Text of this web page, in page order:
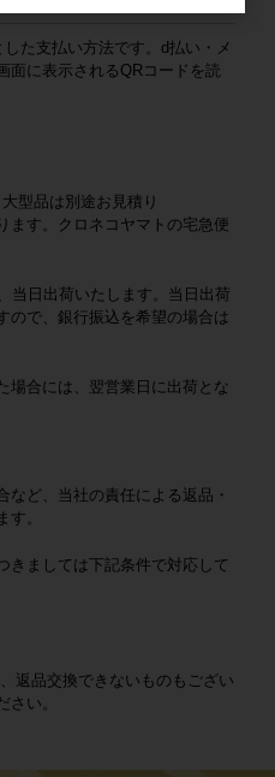
た支払い方法です。d払い・メ
面に表示されるQRコードを読
型品は別途お見積り
ます。クロネコヤマトの宅急便
当日出荷いたします。当日出荷
ので、銀行振込を希望の場合は
場合には、翌営業日に出荷とな
など、当社の責任による返品・
。
きましては下記条件で対応して
返品交換できないものもござい
さい。